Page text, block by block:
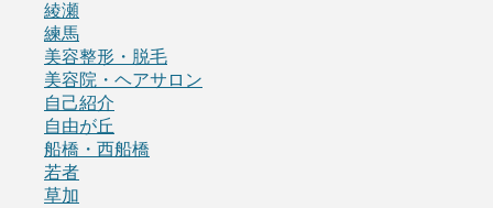
綾瀬
練馬
美容整形・脱毛
美容院・ヘアサロン
自己紹介
自由が丘
船橋・西船橋
若者
草加